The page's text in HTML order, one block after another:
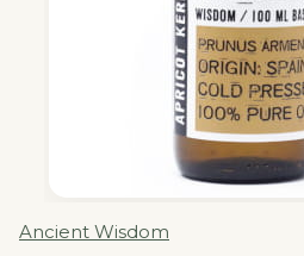
Ancient Wisdom